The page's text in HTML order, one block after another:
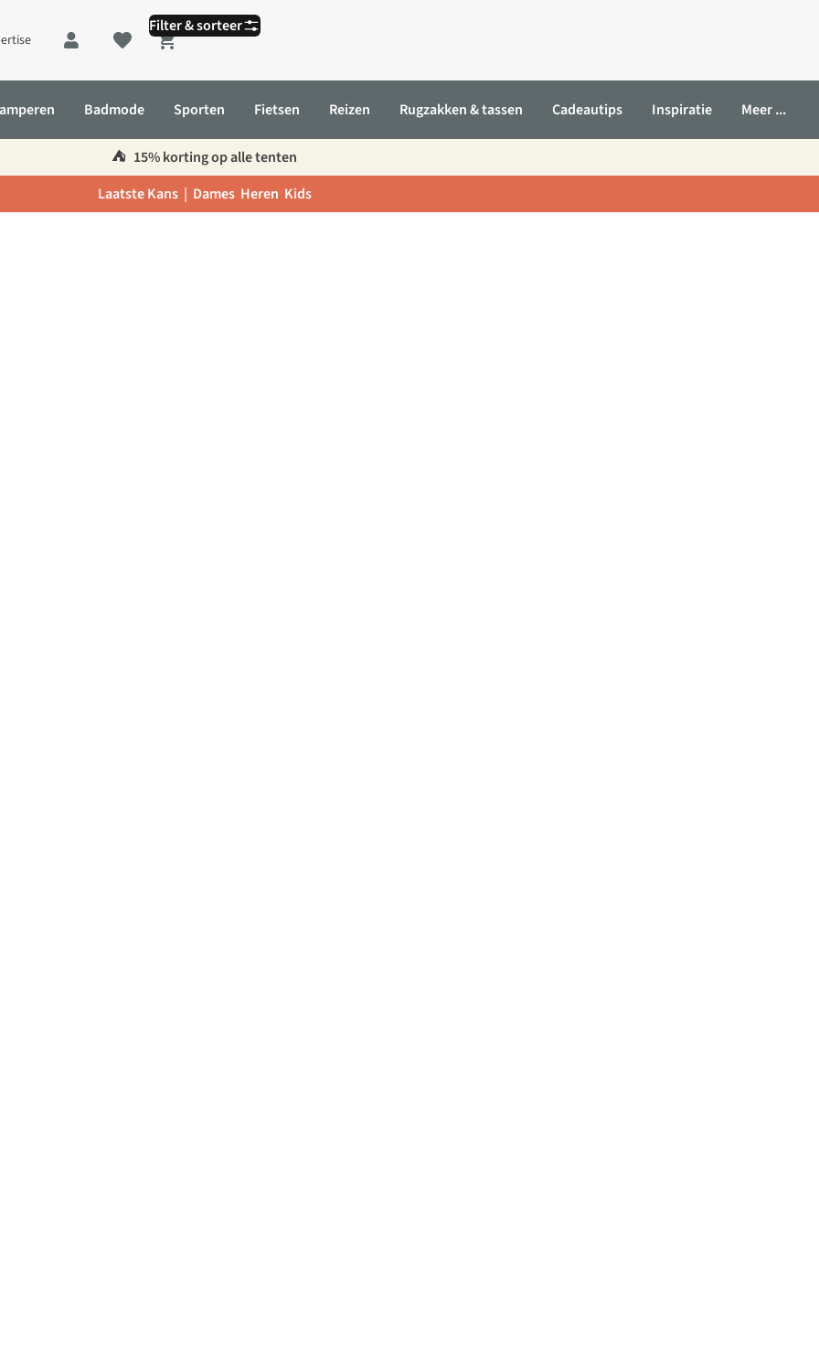
Shopping cart
Badmode Sporten Fietsen Reizen Rugzakken & tassen Cadeautips Inspiratie Meer ...
⛺️ 15% korting op alle tenten
Laatste Kans | Dames Heren Kids
Filter & sorteer